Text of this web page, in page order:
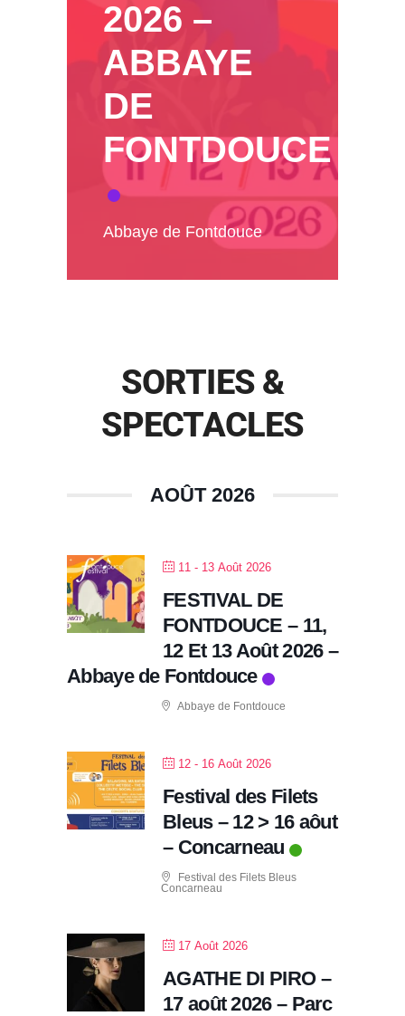
2026 –
ABBAYE
DE
FONTDOUCE
Abbaye de Fontdouce
SORTIES &
SPECTACLES
AOÛT 2026
11 - 13 Août 2026
FESTIVAL DE
FONTDOUCE – 11,
12 Et 13 Août 2026 –
Abbaye de Fontdouce
Abbaye de Fontdouce
12 - 16 Août 2026
Festival des Filets
Bleus – 12 > 16 aôut
– Concarneau
Festival des Filets Bleus
Concarneau
17 Août 2026
AGATHE DI PIRO –
17 août 2026 – Parc